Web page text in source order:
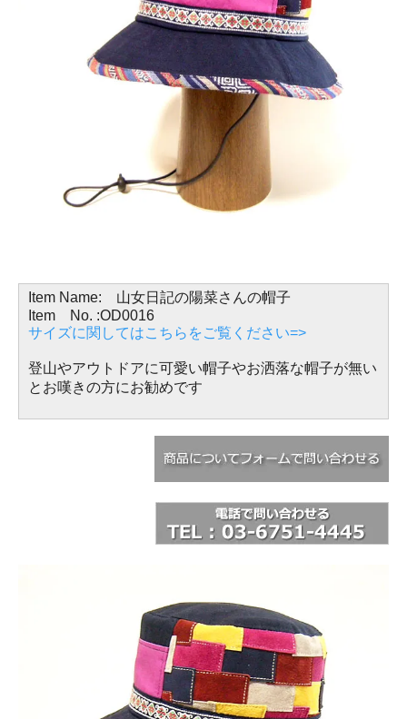
Item Name: 山女日記の陽菜さんの帽子
Item No. :OD0016
サイズに関してはこちらをご覧ください=>
登山やアウトドアに可愛い帽子やお洒落な帽子が無い
とお嘆きの方にお勧めです